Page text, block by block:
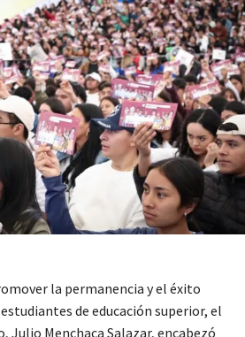
la permanencia y el éxito
de educación superior, el
Julio Menchaca Salazar, encabezó